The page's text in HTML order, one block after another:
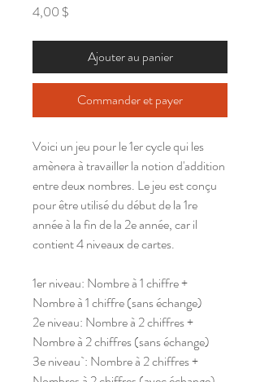
4,00 $
Ajouter au panier
Commander et payer
Voici un jeu pour le 1er cycle qui les
amènera à travailler la notion d'addition
entre deux nombres. Le jeu est conçu
pour être utilisé du début de la 1re
année à la fin de la 2e année, car il
contient 4 niveaux de cartes.
1er niveau: Nombre à 1 chiffre +
Nombre à 1 chiffre (sans échange)
2e niveau: Nombre à 2 chiffres +
Nombre à 2 chiffres (sans échange)
3e niveau`: Nombre à 2 chiffres +